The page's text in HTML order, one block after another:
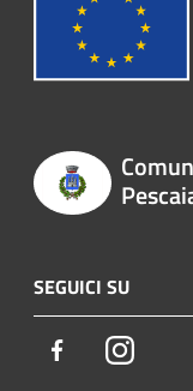
SEGUICI SU
Facebook